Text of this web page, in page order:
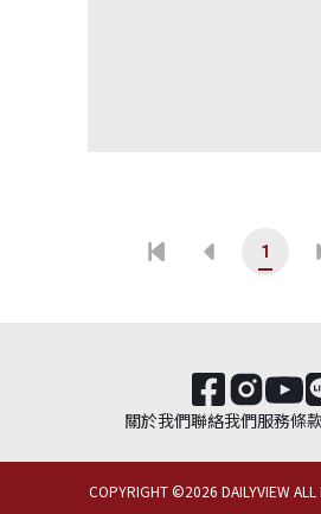
1
關於我們聯絡我們服務條
COPYRIGHT ©2026 DAILYVIEW